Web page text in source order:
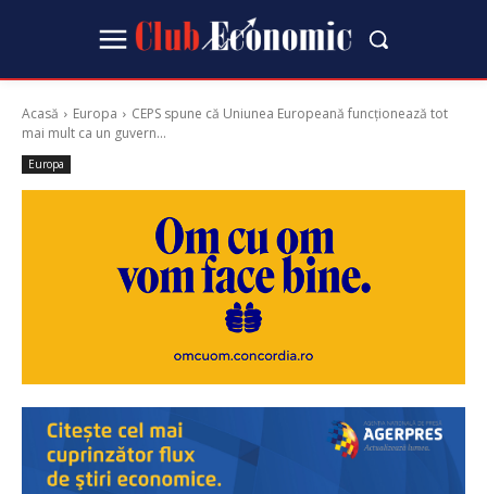
Acasă Europa
CEPS spune că Uniunea Europeană funcționează tot
mai mult ca un guvern...
Europa